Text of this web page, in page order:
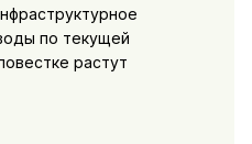
по текущей
растут